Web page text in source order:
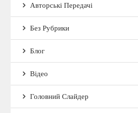
Авторські Передачі
Без Рубрики
Блог
Відео
Головний Слайдер